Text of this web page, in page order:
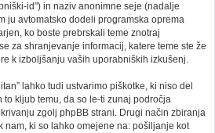
id") in naziv anonimne seje (nadalje
ju avtomatsko dodeli programska oprema
ko boste prebrskali teme znotraj
za shranjevanje informacij, katere teme ste že
k izboljšanju vaših uporabniških izkušenj.
lahko tudi ustvarimo piškotke, ki niso del
to kljub temu, da so le-ti zunaj področja
zgolj phpBB strani. Drugi način zbiranja
nam, ki so lahko omejene na: pošiljanje kot